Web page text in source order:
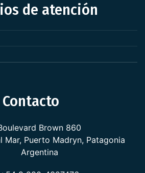
de atención
Contacto
Brown 860
Mar, Puerto Madryn, Patagonia
Argentina